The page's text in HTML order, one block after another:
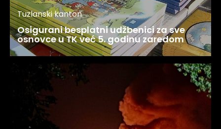
Tuzlanski kanton
Osigurani besplatni udžbenici za sve
osnovce u TK već 5. godinu zaredom